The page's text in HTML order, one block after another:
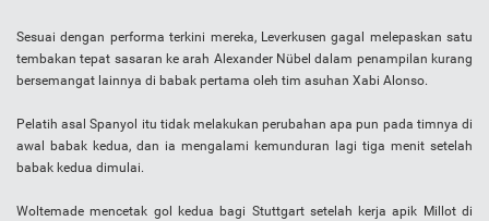
Sesuai dengan performa terkini mereka, Leverkusen gagal melepaskan satu
tembakan tepat sasaran ke arah Alexander Nübel dalam penampilan kurang
bersemangat lainnya di babak pertama oleh tim asuhan Xabi Alonso.
Pelatih asal Spanyol itu tidak melakukan perubahan apa pun pada timnya di
awal babak kedua, dan ia mengalami kemunduran lagi tiga menit setelah
babak kedua dimulai.
Woltemade mencetak gol kedua bagi Stuttgart setelah kerja apik Millot di